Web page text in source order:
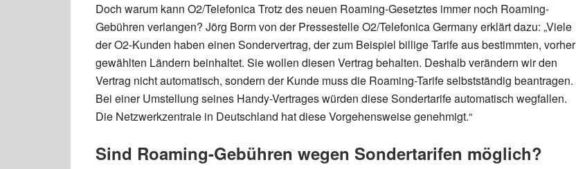
Doch warum kann O2/Telefonica Trotz des neuen Roaming-Gesetztes immer noch Roaming-
Gebühren verlangen? Jörg Borm von der Pressestelle O2/Telefonica Germany erklärt dazu: „Viele
der O2-Kunden haben einen Sondervertrag, der zum Beispiel billige Tarife aus bestimmten, vorher
gewählten Ländern beinhaltet. Sie wollen diesen Vertrag behalten. Deshalb verändern wir den
Vertrag nicht automatisch, sondern der Kunde muss die Roaming-Tarife selbstständig beantragen.
Bei einer Umstellung seines Handy-Vertrages würden diese Sondertarife automatisch wegfallen.
Die Netzwerkzentrale in Deutschland hat diese Vorgehensweise genehmigt.“
Sind Roaming-Gebühren wegen Sondertarifen möglich?